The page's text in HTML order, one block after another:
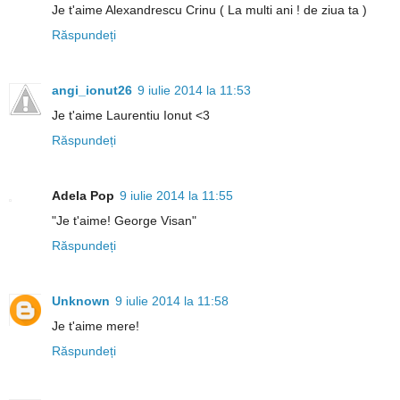
Je t'aime Alexandrescu Crinu ( La multi ani ! de ziua ta )
Răspundeți
angi_ionut26 9 iulie 2014 la 11:53
Je t'aime Laurentiu Ionut <3
Răspundeți
Adela Pop 9 iulie 2014 la 11:55
"Je t'aime! George Visan"
Răspundeți
Unknown 9 iulie 2014 la 11:58
Je t'aime mere!
Răspundeți